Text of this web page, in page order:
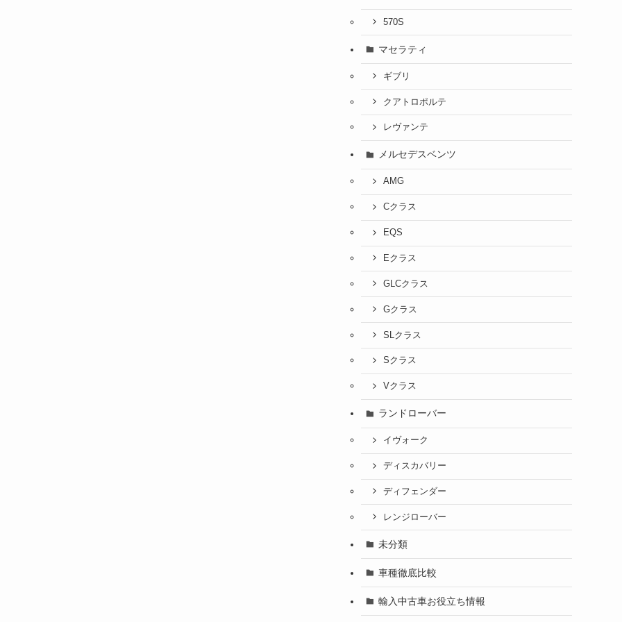
570S
マセラティ
ギブリ
クアトロポルテ
レヴァンテ
メルセデスベンツ
AMG
Cクラス
EQS
Eクラス
GLCクラス
Gクラス
SLクラス
Sクラス
Vクラス
ランドローバー
イヴォーク
ディスカバリー
ディフェンダー
レンジローバー
未分類
車種徹底比較
輸入中古車お役立ち情報